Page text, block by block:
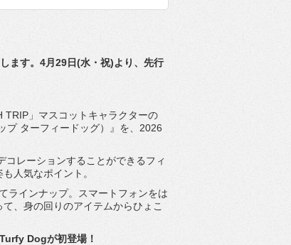
ます。4月29日(水・祝)より、 先行
TRIP」マスコットキャラクターの
プ ターフィードッグ）』を、2026
コレーションすることができるフィ
人気なポイント。
ラインナップ。
スマートフォンをは
、 身の回りのアイテムからひょこ
Dogが初登場！